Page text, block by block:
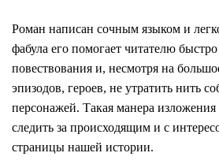
Роман написан сочным языком и
фабула его помогает читателю
повествования и, несмотря на
эпизодов, героев, не утратить нить
персонажей. Такая манера
следить за происходящим и с
страницы нашей истории.